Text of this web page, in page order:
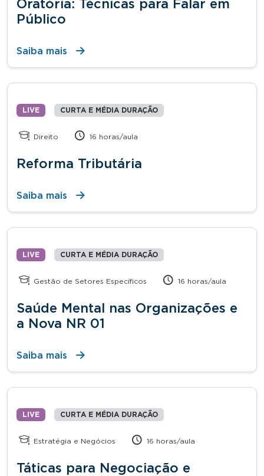
Oratória: Técnicas para Falar em
Público
Saiba mais
LIVE CURTA E MÉDIA DURAÇÃO
Direito 16 horas/aula
Reforma Tributária
Saiba mais
LIVE CURTA E MÉDIA DURAÇÃO
Gestão de Setores Específicos 16 horas/aula
Saúde Mental nas Organizações e
a Nova NR 01
Saiba mais
LIVE CURTA E MÉDIA DURAÇÃO
Estratégia e Negócios 16 horas/aula
Táticas para Negociação e